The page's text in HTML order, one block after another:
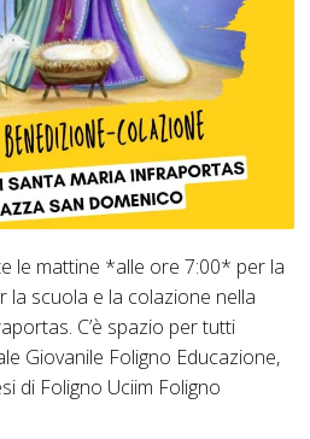
le mattine *alle ore 7:00* per la
la scuola e la colazione nella
C’è spazio per tutti
Giovanile Foligno Educazione,
di Foligno Uciim Foligno